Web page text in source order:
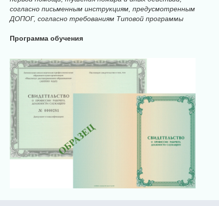
согласно письменным инструкциям, предусмотренным
ДОПОГ, согласно требованиям Типовой программы
Программа обучения